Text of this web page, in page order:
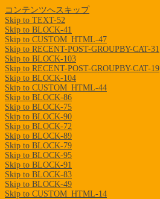
コンテンツへスキップ
Skip to TEXT-52
Skip to BLOCK-41
Skip to CUSTOM_HTML-47
Skip to RECENT-POST-GROUPBY-CAT-31
Skip to BLOCK-103
Skip to RECENT-POST-GROUPBY-CAT-19
Skip to BLOCK-104
Skip to CUSTOM_HTML-44
Skip to BLOCK-86
Skip to BLOCK-75
Skip to BLOCK-90
Skip to BLOCK-72
Skip to BLOCK-89
Skip to BLOCK-79
Skip to BLOCK-95
Skip to BLOCK-91
Skip to BLOCK-83
Skip to BLOCK-49
Skip to CUSTOM_HTML-14